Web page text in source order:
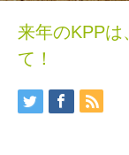
来年のKPPは
て！